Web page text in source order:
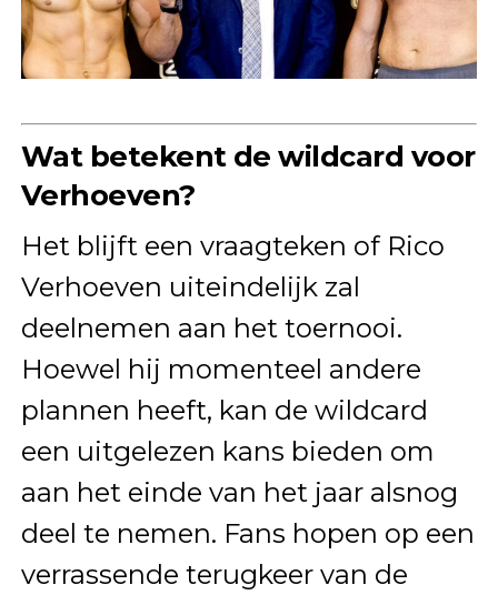
Wat betekent de wildcard voor
Verhoeven?
Het blijft een vraagteken of Rico
Verhoeven uiteindelijk zal
deelnemen aan het toernooi.
Hoewel hij momenteel andere
plannen heeft, kan de wildcard
een uitgelezen kans bieden om
aan het einde van het jaar alsnog
deel te nemen. Fans hopen op een
verrassende terugkeer van de